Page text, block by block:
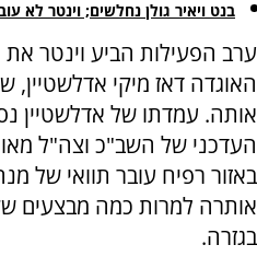
בנט ויאיר גולן נחלשים; וינטר לא
ערב הפעילות הביע וינטר
האוגדה דאז מיקי
אותה. עמדתו של אדלשטיין
העדכני של השב"כ וצה"ל
באזור רפיח עובר תוואי של
אותרה למרות כמה מבצעים
בגזרה.